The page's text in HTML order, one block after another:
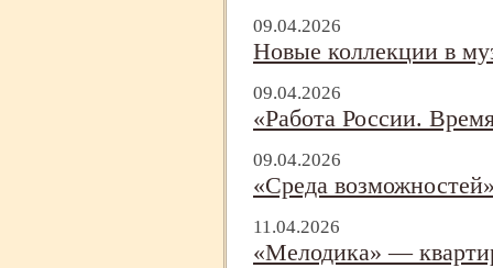
09.04.2026
Новые коллекции в
09.04.2026
«Работа России.
09.04.2026
«Среда
11.04.2026
«Мелодика» —